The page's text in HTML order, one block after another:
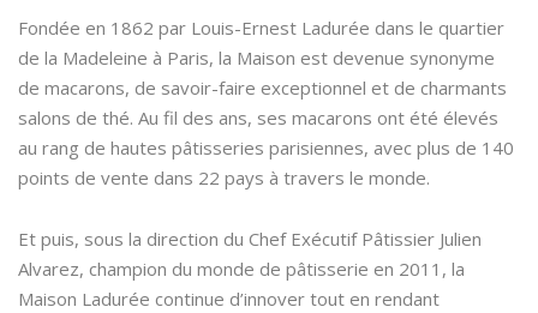
Fondée en 1862 par Louis-Ernest Ladurée dans le quartier
de la Madeleine à Paris, la Maison est devenue synonyme
de macarons, de savoir-faire exceptionnel et de charmants
salons de thé. Au fil des ans, ses macarons ont été élevés
au rang de hautes pâtisseries parisiennes, avec plus de 140
points de vente dans 22 pays à travers le monde.
Et puis, sous la direction du Chef Exécutif Pâtissier Julien
Alvarez, champion du monde de pâtisserie en 2011, la
Maison Ladurée continue d’innover tout en rendant